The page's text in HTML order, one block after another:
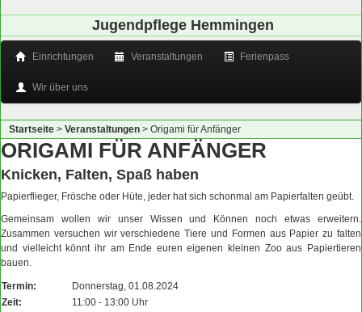
Jugendpflege Hemmingen
Einrichtungen Veranstaltungen Ferienpass
Wir über uns
Startseite > Veranstaltungen > Origami für Anfänger
ORIGAMI FÜR ANFÄNGER
Knicken, Falten, Spaß haben
Papierflieger, Frösche oder Hüte, jeder hat sich schonmal am Papierfalten geübt.
Gemeinsam wollen wir unser Wissen und Können noch etwas erweitern.
Zusammen versuchen wir verschiedene Tiere und Formen aus Papier zu falten
und vielleicht könnt ihr am Ende euren eigenen kleinen Zoo aus Papiertieren
bauen.
Termin:
Donnerstag, 01.08.2024
Zeit:
11:00 - 13:00 Uhr